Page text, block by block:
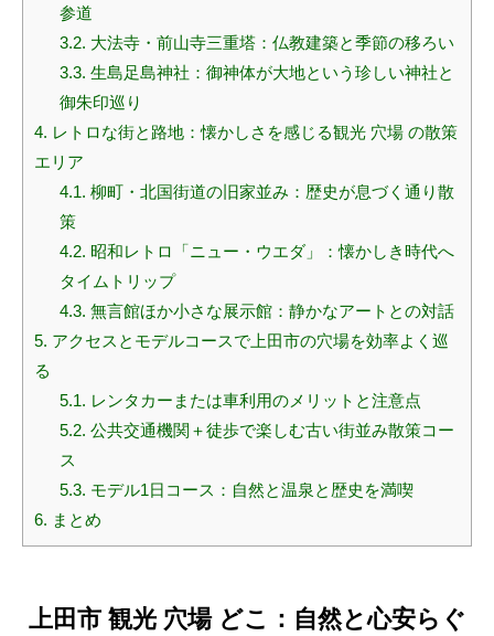
参道
3.2. 大法寺・前山寺三重塔：仏教建築と季節の移ろい
3.3. 生島足島神社：御神体が大地という珍しい神社と
御朱印巡り
4. レトロな街と路地：懐かしさを感じる観光 穴場 の散策
エリア
4.1. 柳町・北国街道の旧家並み：歴史が息づく通り散
策
4.2. 昭和レトロ「ニュー・ウエダ」：懐かしき時代へ
タイムトリップ
4.3. 無言館ほか小さな展示館：静かなアートとの対話
5. アクセスとモデルコースで上田市の穴場を効率よく巡
る
5.1. レンタカーまたは車利用のメリットと注意点
5.2. 公共交通機関＋徒歩で楽しむ古い街並み散策コー
ス
5.3. モデル1日コース：自然と温泉と歴史を満喫
6. まとめ
上田市 観光 穴場 どこ：自然と心安らぐ